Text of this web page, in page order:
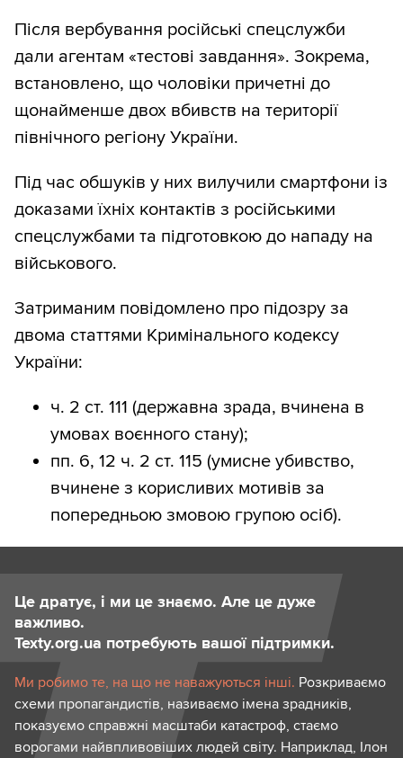
Після вербування російські спецслужби
дали агентам «тестові завдання». Зокрема,
встановлено, що чоловіки причетні до
щонайменше двох вбивств на території
північного регіону України.
Під час обшуків у них вилучили смартфони із
доказами їхніх контактів з російськими
спецслужбами та підготовкою до нападу на
військового.
Затриманим повідомлено про підозру за
двома статтями Кримінального кодексу
України:
ч. 2 ст. 111 (державна зрада, вчинена в
умовах воєнного стану);
пп. 6, 12 ч. 2 ст. 115 (умисне убивство,
вчинене з корисливих мотивів за
попередньою змовою групою осіб).
Це дратує, і ми це знаємо. Але це дуже
важливо.
Texty.org.ua потребують вашої підтримки.
Ми робимо те, на що не наважуються інші. Розкриваємо
схеми пропагандистів, називаємо імена зрадників,
показуємо справжні масштаби катастроф, стаємо
ворогами найвпливовіших людей світу. Наприклад, Ілон